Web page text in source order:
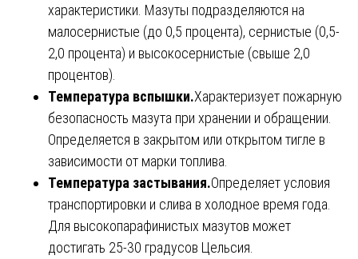
характеристики. Мазуты подразделяются на
малосернистые (до 0,5 процента), сернистые (0,5-
2,0 процента) и высокосернистые (свыше 2,0
процентов).
Температура вспышки.Характеризует пожарную
безопасность мазута при хранении и обращении.
Определяется в закрытом или открытом тигле в
зависимости от марки топлива.
Температура застывания.Определяет условия
транспортировки и слива в холодное время года.
Для высокопарафинистых мазутов может
достигать 25-30 градусов Цельсия.